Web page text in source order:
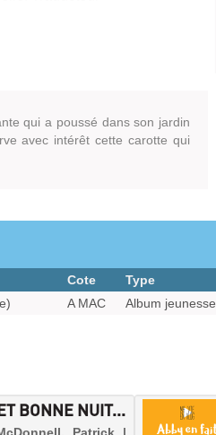
qui a poussé dans son jardin
avec intérêt cette carotte qui
Cote Type
A MAC Album jeunesse
BONNE NUIT...